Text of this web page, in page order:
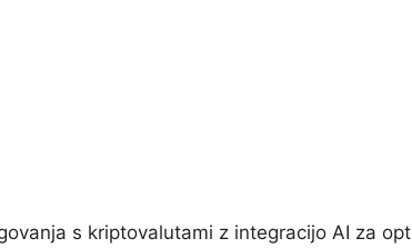
s kriptovalutami z integracijo AI za